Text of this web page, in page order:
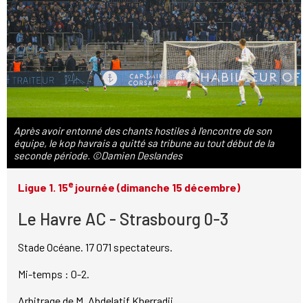
Après avoir entonné des chants hostiles à l'encontre de son
équipe, le kop havrais a quitté sa tribune au tout début de la
seconde période. ©Damien Deslandes
Ligue 1. 15ejournée (dimanche 15 décembre)
Le Havre AC - Strasbourg 0-3
Stade Océane. 17 071 spectateurs.
Mi-temps : 0-2.